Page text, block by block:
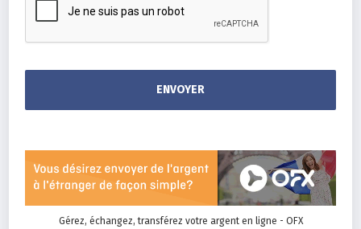
Gérez, échangez, transférez votre argent en ligne - OFX